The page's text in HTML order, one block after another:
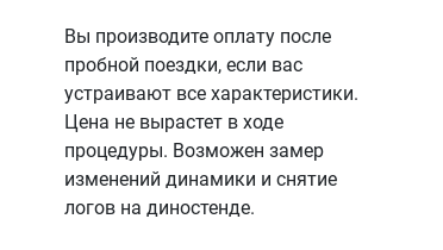
Вы производите оплату после
пробной поездки, если вас
устраивают все характеристики.
Цена не вырастет в ходе
процедуры. Возможен замер
изменений динамики и снятие
логов на диностенде.